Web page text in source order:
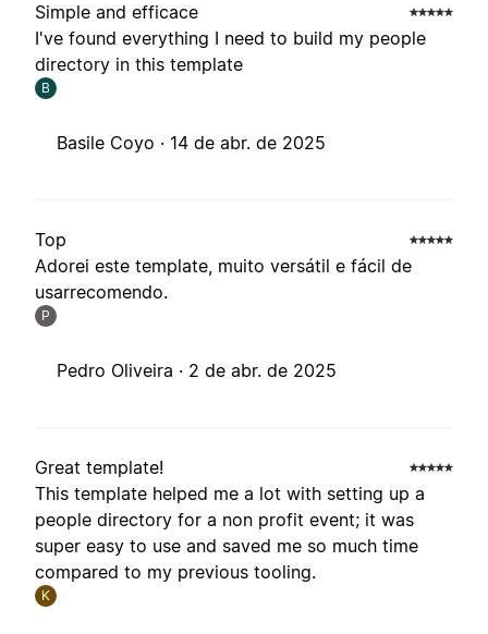
Simple and efficace
I've found everything I need to build my people
directory in this template
B
Basile Coyo · 14 de abr. de 2025
Top
Adorei este template, muito versátil e fácil de
usarrecomendo.
P
Pedro Oliveira · 2 de abr. de 2025
Great template!
This template helped me a lot with setting up a
people directory for a non profit event; it was
super easy to use and saved me so much time
compared to my previous tooling.
K